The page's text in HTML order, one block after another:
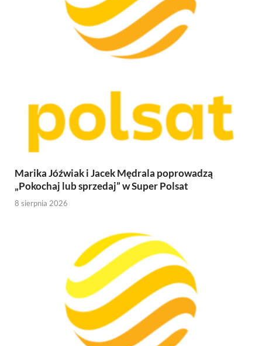
Marika Jóźwiak i Jacek Mędrala poprowadzą
„Pokochaj lub sprzedaj” w Super Polsat
8 sierpnia 2026